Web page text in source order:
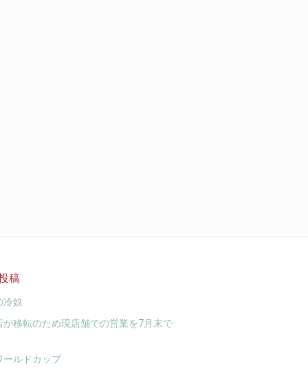
稿
冷奴
が移転のため現店舗での営業を7月末で
ールドカップ